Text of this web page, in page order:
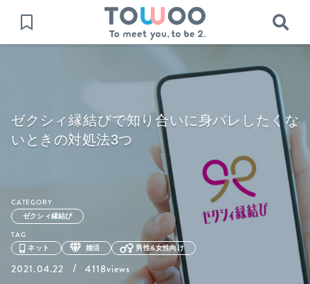
ゼクシィ縁結びで知り合いに身バレしたくな
いときの対処法3つ
CATEGORY
ゼクシィ縁結び
TAG
ネット 婚活 男性&女性向け
2021.04.22 /4118views